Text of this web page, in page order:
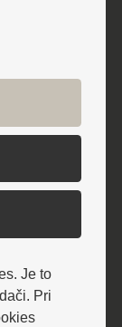
Je to
Pri